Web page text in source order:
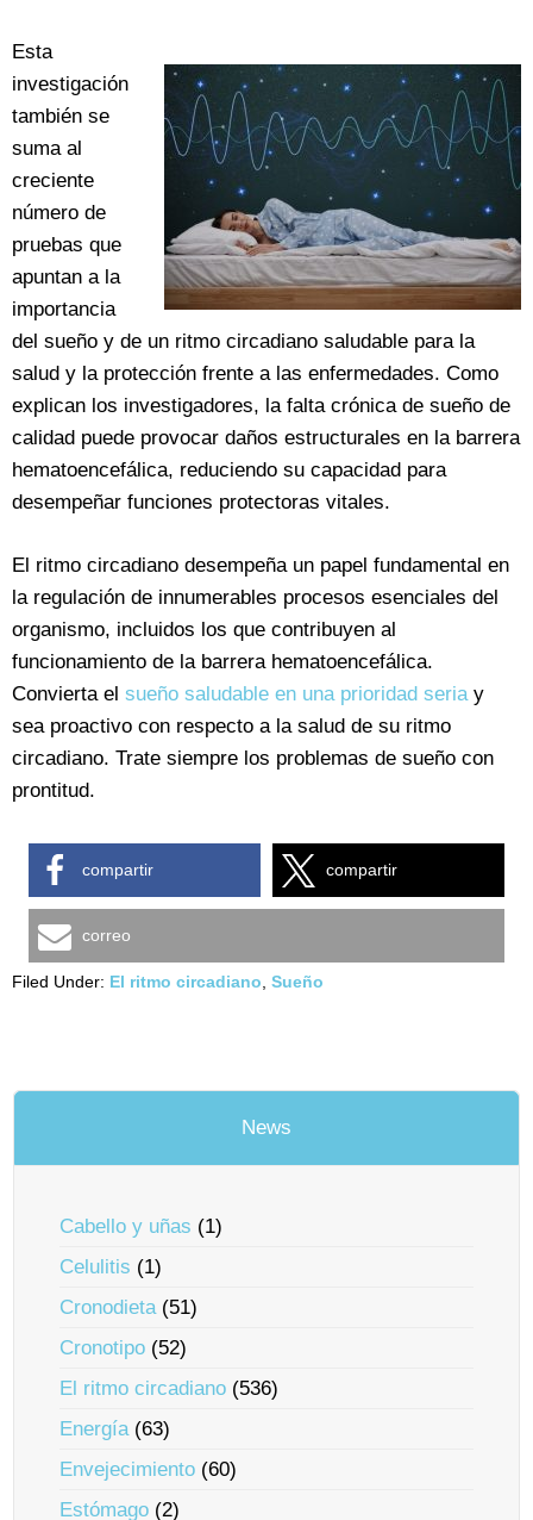
Esta
investigación
también se
suma al
creciente
número de
pruebas que
apuntan a la
importancia
del sueño y de un ritmo circadiano saludable para la
salud y la protección frente a las enfermedades. Como
explican los investigadores, la falta crónica de sueño de
calidad puede provocar daños estructurales en la barrera
hematoencefálica, reduciendo su capacidad para
desempeñar funciones protectoras vitales.
El ritmo circadiano desempeña un papel fundamental en
la regulación de innumerables procesos esenciales del
organismo, incluidos los que contribuyen al
funcionamiento de la barrera hematoencefálica.
Convierta el sueño saludable en una prioridad seriay
sea proactivo con respecto a la salud de su ritmo
circadiano. Trate siempre los problemas de sueño con
prontitud.
compartir compartir
correo
Filed Under: El ritmo circadiano Sueño
News
Cabello y uñas (1)
Celulitis (1)
Cronodieta(51)
Cronotipo (52)
El ritmo circadiano (536)
Energía(63)
Envejecimiento (60)
Estómago (2)